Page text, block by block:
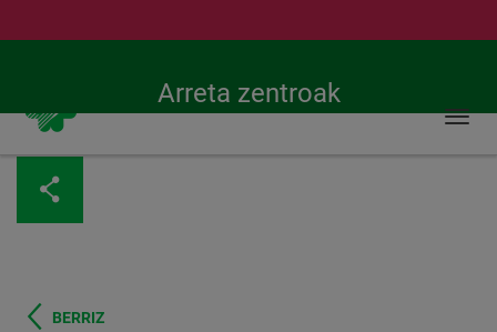
content
Arreta zentroak
Bilatu
BERRIZ